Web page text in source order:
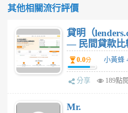
其他相關流行評價
貸明（
— 民間貸款比
0.0分 小黃蜂
分享 189點閱
Mr.